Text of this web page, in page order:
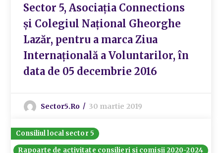
Sector 5, Asociația Connections
și Colegiul Național Gheorghe
Lazăr, pentru a marca Ziua
Internațională a Voluntarilor, în
data de 05 decembrie 2016
Sector5.ro 30 martie 2019
Consiliul local sector 5
Rapoarte de activitate consilieri si comisii 2020-2024